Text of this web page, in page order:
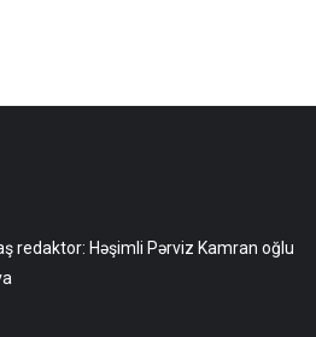
redaktor: Həşimli Pərviz Kamran oğlu